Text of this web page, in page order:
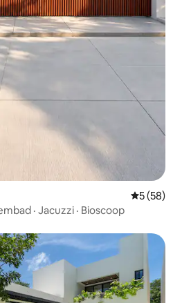
5 (58)
· Jacuzzi · Bioscoop